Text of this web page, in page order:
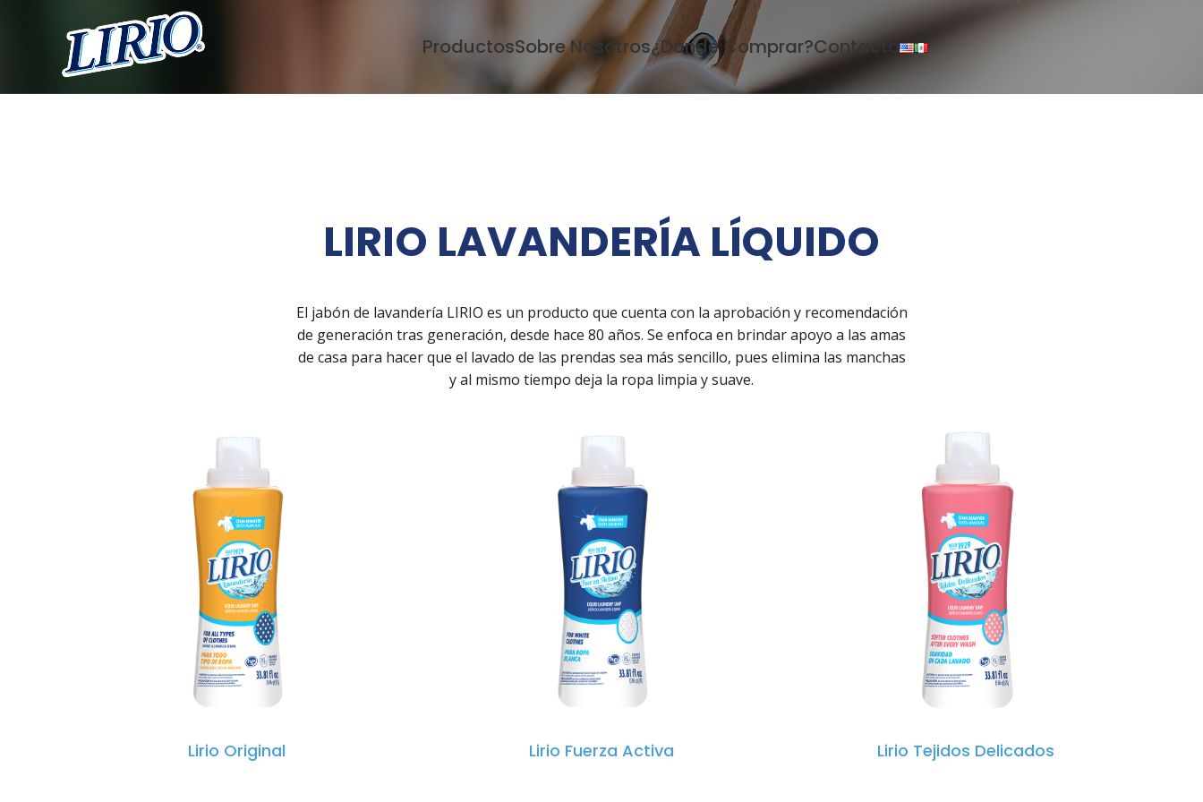
ProductosSobre Nosotros¿Dónde Comprar?Contacto
LIRIO LAVANDERÍA LÍQUIDO
El jabón de lavandería LIRIO es un producto que cuenta con la aprobación y recomendación
de generación tras generación, desde hace 80 años. Se enfoca en brindar apoyo a las amas
de casa para hacer que el lavado de las prendas sea más sencillo, pues elimina las manchas
y al mismo tiempo deja la ropa limpia y suave.
Lirio Original Lirio Fuerza Activa Lirio Tejidos Delicados